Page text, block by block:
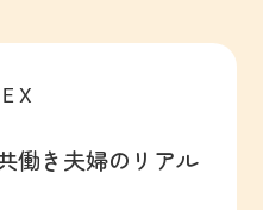
働き夫婦のリアル